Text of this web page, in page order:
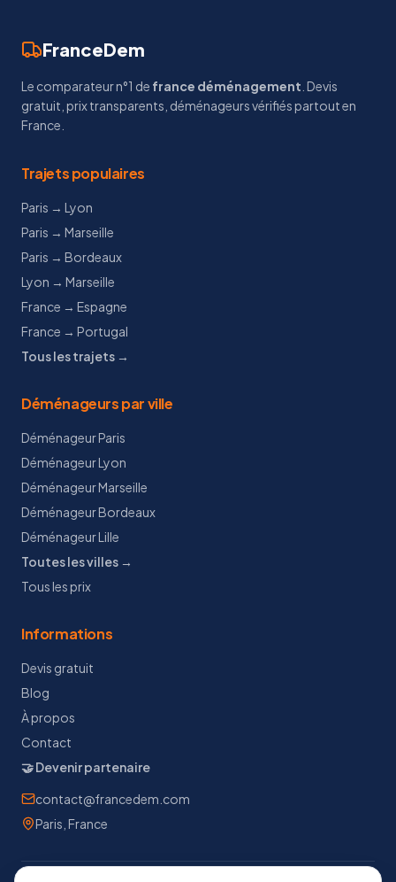
FranceDem
Le comparateur n°1 de france déménagement . Devis
gratuit, prix transparents, déménageurs vérifiés partout en
France.
Trajets populaires
Paris → Lyon
Paris → Marseille
Paris → Bordeaux
Lyon → Marseille
France → Espagne
France → Portugal
Tous les trajets →
Déménageurs par ville
Déménageur Paris
Déménageur Lyon
Déménageur Marseille
Déménageur Bordeaux
Déménageur Lille
Toutes les villes →
Tous les prix
Informations
Devis gratuit
Blog
À propos
Contact
🤝 Devenir partenaire
contact@francedem.com
Paris, France